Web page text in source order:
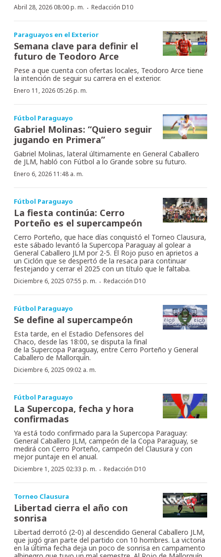
Abril 28, 2026 08:00 p. m. · Redacción D10
Paraguayos en el Exterior
Semana clave para definir el
futuro de Teodoro Arce
Pese a que cuenta con ofertas locales, Teodoro Arce tiene
la intención de seguir su carrera en el exterior.
Enero 11, 2026 05:26 p. m.
Fútbol Paraguayo
Gabriel Molinas: “Quiero seguir
jugando en Primera”
Gabriel Molinas, lateral últimamente en General Caballero
de JLM, habló con Fútbol a lo Grande sobre su futuro.
Enero 6, 2026 11:48 a. m.
Fútbol Paraguayo
La fiesta continúa: Cerro
Porteño es el supercampeón
Cerro Porteño, que hace días conquistó el Torneo Clausura,
este sábado levantó la Supercopa Paraguay al golear a
General Caballero JLM por 2-5. El Rojo puso en aprietos a
un Ciclón que se despertó de la resaca para continuar
festejando y cerrar el 2025 con un título que le faltaba.
Diciembre 6, 2025 07:55 p. m. · Redacción D10
Fútbol Paraguayo
Se define al supercampeón
Esta tarde, en el Estadio Defensores del
Chaco, desde las 18:00, se disputa la final
de la Supercopa Paraguay, entre Cerro Porteño y General
Caballero de Mallorquín.
Diciembre 6, 2025 09:02 a. m.
Fútbol Paraguayo
La Supercopa, fecha y hora
confirmadas
Ya está todo confirmado para la Supercopa Paraguay:
General Caballero JLM, campeón de la Copa Paraguay, se
medirá con Cerro Porteño, campeón del Clausura y con
mejor puntaje en el anual.
Diciembre 1, 2025 02:33 p. m. · Redacción D10
Torneo Clausura
Libertad cierra el año con
sonrisa
Libertad derrotó (2-0) al descendido General Caballero JLM,
que jugó gran parte del partido con 10 hombres. La victoria
en la última fecha deja un poco de sonrisa en campamento